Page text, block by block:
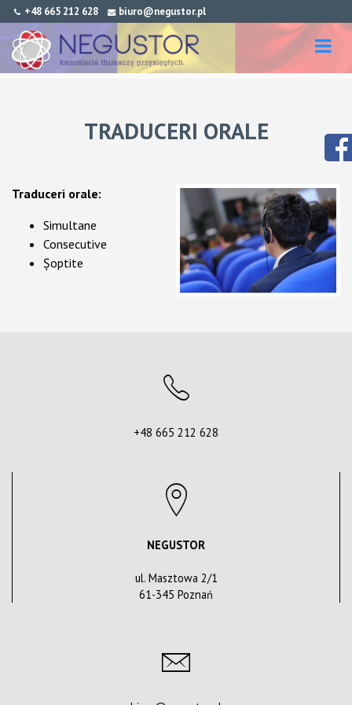
+48 665 212 628 biuro@negustor.pl
TRADUCERI ORALE
Traduceri orale:
Simultane
Consecutive
Șoptite
+48 665 212 628
NEGUSTOR
ul. Masztowa 2/1
61-345 Poznań